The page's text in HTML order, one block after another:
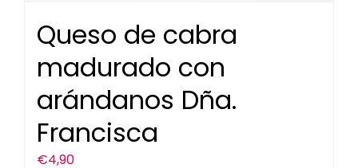
Queso de cabra
madurado con
arándanos Dña.
Francisca
€4,90